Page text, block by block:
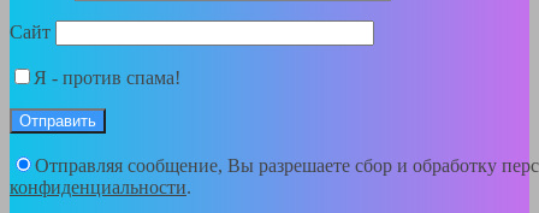
Сайт
Я - против спама!
Отправляя сообщение, Вы разрешаете сбор и обработку
конфиденциальности.